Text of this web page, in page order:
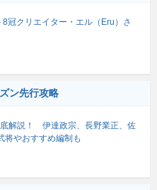
8冠クリエイター・エル（Eru）さ
ン先行攻略
解説！ 伊達政宗、長野業正、佐
将やおすすめ編制も